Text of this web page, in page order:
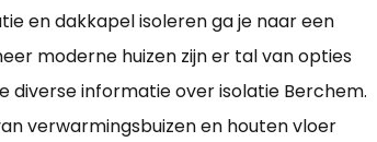
en dakkapel isoleren ga je naar een
moderne huizen zijn er tal van opties
diverse informatie over isolatie Berchem.
verwarmingsbuizen en houten vloer